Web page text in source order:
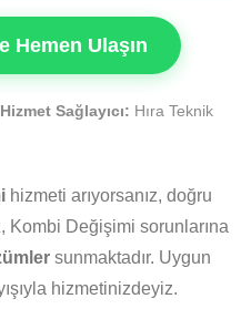
Hemen Ulaşın
Hizmet Sağlayıcı: Hıra Teknik
hizmeti arıyorsanız, doğru
Değişimi sorunlarına
sunmaktadır. Uygun
hizmetinizdeyiz.